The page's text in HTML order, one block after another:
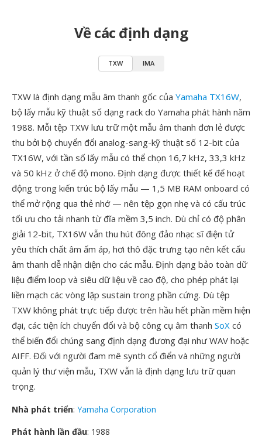
Về các định dạng
TXW IMA
TXW là định dạng mẫu âm thanh gốc của Yamaha TX16W,
bộ lấy mẫu kỹ thuật số dạng rack do Yamaha phát hành năm
1988. Mỗi tệp TXW lưu trữ một mẫu âm thanh đơn lẻ được
thu bởi bộ chuyển đổi analog-sang-kỹ thuật số 12-bit của
TX16W, với tần số lấy mẫu có thể chọn 16,7 kHz, 33,3 kHz
và 50 kHz ở chế độ mono. Định dạng được thiết kế để hoạt
động trong kiến trúc bộ lấy mẫu — 1,5 MB RAM onboard có
thể mở rộng qua thẻ nhớ — nên tệp gọn nhẹ và có cấu trúc
tối ưu cho tải nhanh từ đĩa mềm 3,5 inch. Dù chỉ có độ phân
giải 12-bit, TX16W vẫn thu hút đông đảo nhạc sĩ điện tử
yêu thích chất âm ấm áp, hơi thô đặc trưng tạo nên kết cấu
âm thanh dễ nhận diện cho các mẫu. Định dạng bảo toàn dữ
liệu điểm loop và siêu dữ liệu về cao độ, cho phép phát lại
liền mạch các vòng lặp sustain trong phần cứng. Dù tệp
TXW không phát trực tiếp được trên hầu hết phần mềm hiện
đại, các tiện ích chuyển đổi và bộ công cụ âm thanh SoX có
thể biến đổi chúng sang định dạng đương đại như WAV hoặc
AIFF. Đối với người đam mê synth cổ điển và những người
quản lý thư viện mẫu, TXW vẫn là định dạng lưu trữ quan
trọng.
Nhà phát triển: Yamaha Corporation
Phát hành lần đầu: 1988